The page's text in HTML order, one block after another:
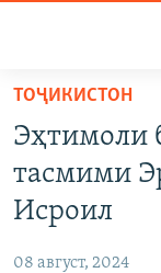
Вернуться
основному
содержанию
Вернутся
главной
ПОДПИСКА
КОНТАКТЫ
ТОҶИКИСТОН
Эҳтимоли
тасмими
Исроил
08 август, 2024